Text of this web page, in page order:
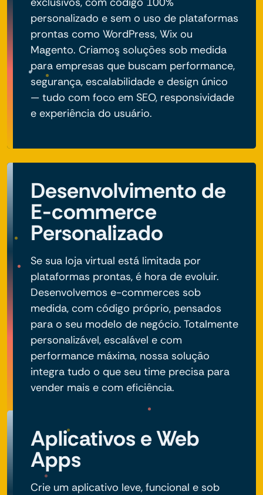
personalizado e sem o uso de plataformas
prontas como WordPress, Wix ou
Magento. Criamos soluções sob medida
para empresas que buscam performance,
segurança, escalabilidade e design único
— tudo com foco em SEO, responsividade
e experiência do usuário.
Desenvolvimento de
E-commerce
Personalizado
Se sua loja virtual está limitada por
plataformas prontas, é hora de evoluir.
Desenvolvemos e-commerces sob
medida, com código próprio, pensados
para o seu modelo de negócio. Totalmente
personalizável, escalável e com
performance máxima, nossa solução
integra tudo o que seu time precisa para
vender mais e com eficiência.
Aplicativos e Web
Apps
Crie um aplicativo leve, funcional e sob